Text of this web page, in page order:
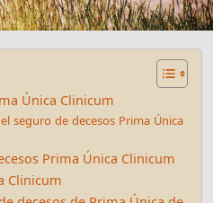
Única Clinicum
seguro de decesos Prima Única
Prima Única Clinicum
Clinicum